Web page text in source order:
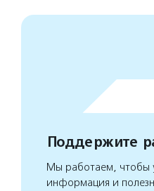
Поддержите
Мы работаем, чтобы
информация и